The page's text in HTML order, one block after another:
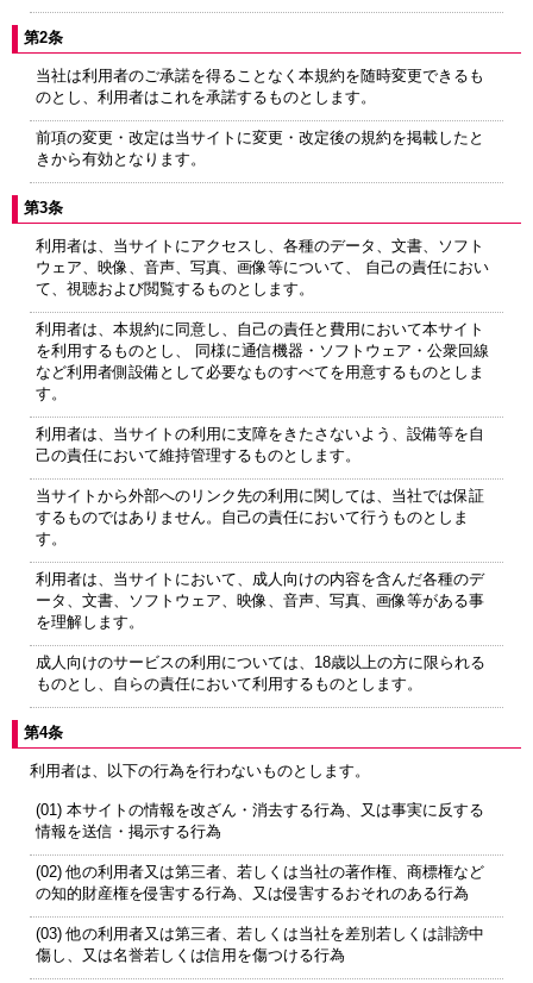
第2条
当社は利用者のご承諾を得ることなく本規約を随時変更できるも
のとし、利用者はこれを承諾するものとします。
前項の変更・改定は当サイトに変更・改定後の規約を掲載したと
きから有効となります。
第3条
利用者は、当サイトにアクセスし、各種のデータ、文書、ソフト
ウェア、映像、音声、写真、画像等について、 自己の責任におい
て、視聴および閲覧するものとします。
利用者は、本規約に同意し、自己の責任と費用において本サイト
を利用するものとし、 同様に通信機器・ソフトウェア・公衆回線
など利用者側設備として必要なものすべてを用意するものとしま
す。
利用者は、当サイトの利用に支障をきたさないよう、設備等を自
己の責任において維持管理するものとします。
当サイトから外部へのリンク先の利用に関しては、当社では保証
するものではありません。自己の責任において行うものとしま
す。
利用者は、当サイトにおいて、成人向けの内容を含んだ各種のデ
ータ、文書、ソフトウェア、映像、音声、写真、画像等がある事
を理解します。
成人向けのサービスの利用については、18歳以上の方に限られる
ものとし、自らの責任において利用するものとします。
第4条
利用者は、以下の行為を行わないものとします。
(01) 本サイトの情報を改ざん・消去する行為、又は事実に反する
情報を送信・掲示する行為
(02) 他の利用者又は第三者、若しくは当社の著作権、商標権など
の知的財産権を侵害する行為、又は侵害するおそれのある行為
(03) 他の利用者又は第三者、若しくは当社を差別若しくは誹謗中
傷し、又は名誉若しくは信用を傷つける行為